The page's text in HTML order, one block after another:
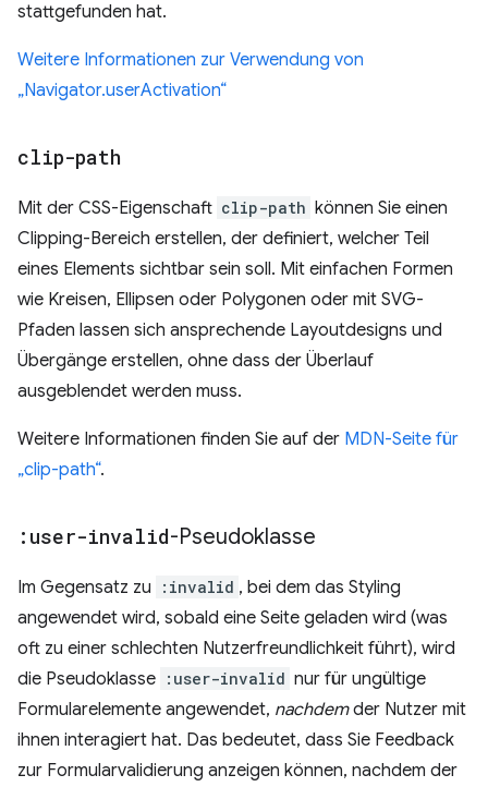
stattgefunden hat.
Weitere Informationen zur Verwendung von
„Navigator.userActivation“
clip-path
Mit der CSS-Eigenschaft clip-path können Sie einen
Clipping-Bereich erstellen, der definiert, welcher Teil
eines Elements sichtbar sein soll. Mit einfachen Formen
wie Kreisen, Ellipsen oder Polygonen oder mit SVG-
Pfaden lassen sich ansprechende Layoutdesigns und
Übergänge erstellen, ohne dass der Überlauf
ausgeblendet werden muss.
Weitere Informationen finden Sie auf der MDN-Seite für
„clip-path“.
:user-invalid-Pseudoklasse
Im Gegensatz zu :invalid , bei dem das Styling
angewendet wird, sobald eine Seite geladen wird (was
oft zu einer schlechten Nutzerfreundlichkeit führt), wird
die Pseudoklasse :user-invalid nur für ungültige
Formularelemente angewendet, nachdemder Nutzer mit
ihnen interagiert hat. Das bedeutet, dass Sie Feedback
zur Formularvalidierung anzeigen können, nachdem der